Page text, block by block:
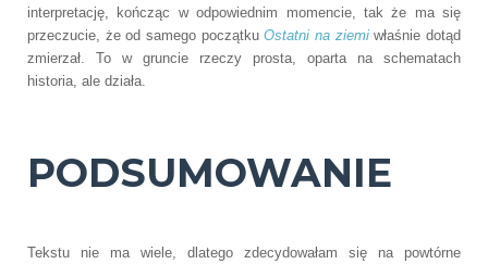
interpretację, kończąc w odpowiednim momencie, tak że ma się
przeczucie, że od samego początkuOstatni na ziemiwłaśnie dotąd
zmierzał. To w gruncie rzeczy prosta, oparta na schematach
historia, ale działa.
PODSUMOWANIE
Tekstu
nie ma wiele, dlatego zdecydowałam się na powtórne